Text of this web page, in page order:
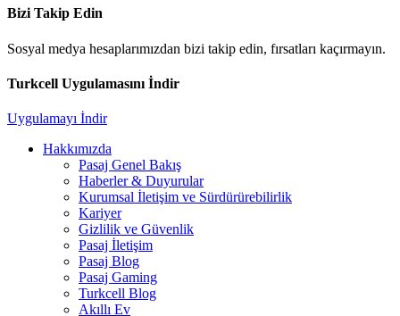
Bizi Takip Edin
Sosyal medya hesaplarımızdan bizi takip edin, fırsatları kaçırmayın.
Turkcell Uygulamasını İndir
Uygulamayı İndir
Hakkımızda
Pasaj Genel Bakış
Haberler & Duyurular
Kurumsal İletişim ve Sürdürürebilirlik
Kariyer
Gizlilik ve Güvenlik
Pasaj İletişim
Pasaj Blog
Pasaj Gaming
Turkcell Blog
Akıllı Ev